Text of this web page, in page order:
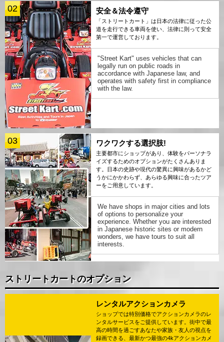
02 安全＆法令遵守
「ストリートカート」は日本の法律に従った公
道を走行できる車両を使い、法律に則って安全
第一で運営しております。
"Street Kart" uses vehicles that can
legally run on public roads in
accordance with Japanese law, and
operates with safety first in compliance
with the law.
03 ワクワクする選択肢!
主要都市にショップがあり、体験をパーソナラ
イズするためのオプションがたくさんありま
す。日本の史跡や現代の驚異に興味があるかど
うかにかかわらず、あらゆる興味に合ったツア
ーをご用意しています。
We have shops in major cities and lots
of options to personalize your
experience. Whether you are interested
in Japanese historic sites or modern
wonders, we have tours to suit all
interests.
ストリートカートのオプション
レンタルアクションカメラ
ショップでは特別価格でアクションカメラのレ
ンタルサービスをご提供しています。街中で最
高の時間を過ごすあなたや家族・友人の視点を
録画できる、最新かつ最強の4kアクションカメ